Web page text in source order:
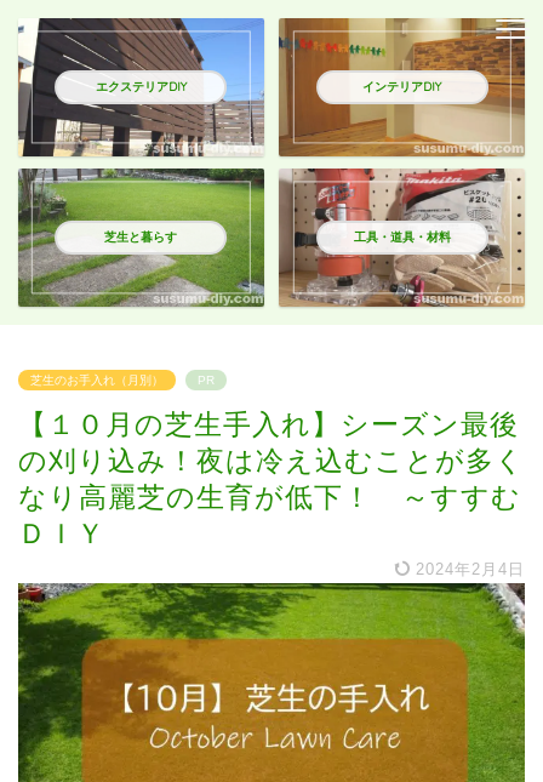
エクステリアDIY インテリアDIY
芝生と暮らす 工具・道具・材料
芝生のお手入れ（月別） PR
【１０月の芝生手入れ】シーズン最後
の刈り込み！夜は冷え込むことが多く
なり高麗芝の生育が低下！ ～すすむ
ＤＩＹ
2024年2月4日